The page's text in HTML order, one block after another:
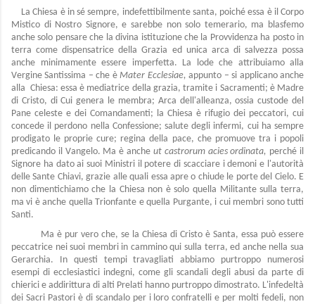
La Chiesa è in sé sempre, indefettibilmente santa, poiché essa è il Corpo
Mistico di Nostro Signore, e sarebbe non solo temerario, ma blasfemo
anche solo pensare che la divina istituzione che la Provvidenza ha posto in
terra come dispensatrice della Grazia ed unica arca di salvezza possa
anche minimamente essere imperfetta. La lode che attribuiamo alla
Vergine Santissima – che èMater Ecclesiae,appunto – si applicano anche
alla Chiesa: essa è mediatrice della grazia, tramite i Sacramenti; è Madre
di Cristo, di Cui genera le membra; Arca dell'alleanza, ossia custode del
Pane celeste e dei Comandamenti; la Chiesa è rifugio dei peccatori, cui
concede il perdono nella Confessione; salute degli infermi, cui ha sempre
prodigato le proprie cure; regina della pace, che promuove tra i popoli
predicando il Vangelo. Ma è anche ut castrorum acies ordinata, perché il
Signore ha dato ai suoi Ministri il potere di scacciare i demoni e l'autorità
delle Sante Chiavi, grazie alle quali essa apre o chiude le porte del Cielo. E
non dimentichiamo che la Chiesa non è solo quella Militante sulla terra,
ma vi è anche quella Trionfante e quella Purgante, i cui membri sono tutti
Santi.
Ma è pur vero che, se la Chiesa di Cristo è Santa, essa può essere
peccatrice nei suoi membri in cammino qui sulla terra, ed anche nella sua
Gerarchia. In questi tempi travagliati abbiamo purtroppo numerosi
esempi di ecclesiastici indegni, come gli scandali degli abusi da parte di
chierici e addirittura di alti Prelati hanno purtroppo dimostrato. L'infedeltà
dei Sacri Pastori è di scandalo per i loro confratelli e per molti fedeli, non